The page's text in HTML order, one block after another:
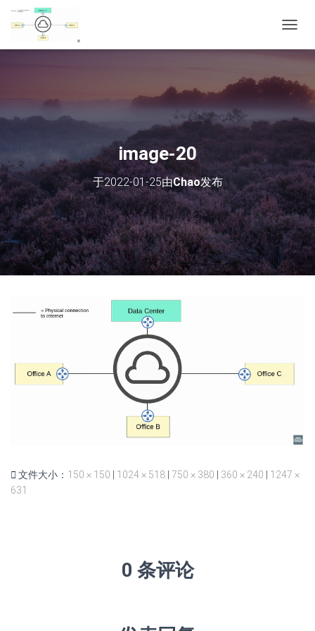
换
image-20
于2022-01-25由Chao发布
文件大小： 150 × 150 | 1024 × 518 | 750 × 380 | 360 × 240 | 1247 ×
631
0 条评论